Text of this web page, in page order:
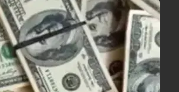
Comportamento
Cultura
Economia
Educação
Infraestrutura
Internacional
Meio Ambiente
Podcast
Política
Saúde
Tempo